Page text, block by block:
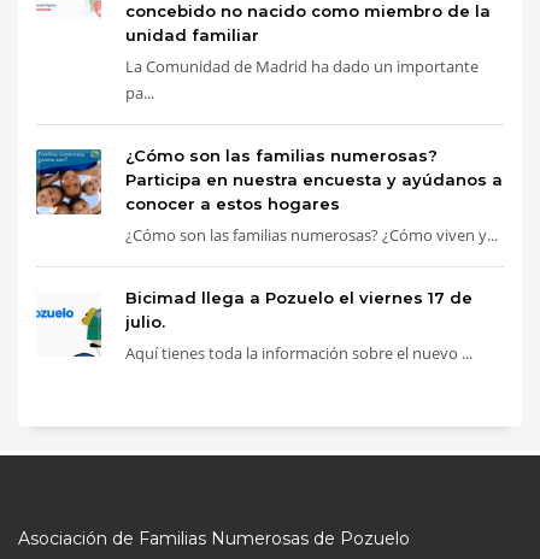
concebido no nacido como miembro de la
unidad familiar
La Comunidad de Madrid ha dado un importante
pa...
¿Cómo son las familias numerosas?
Participa en nuestra encuesta y ayúdanos a
conocer a estos hogares
¿Cómo son las familias numerosas? ¿Cómo viven y...
Bicimad llega a Pozuelo el viernes 17 de
julio.
Aquí tienes toda la información sobre el nuevo ...
Asociación de Familias Numerosas de Pozuelo